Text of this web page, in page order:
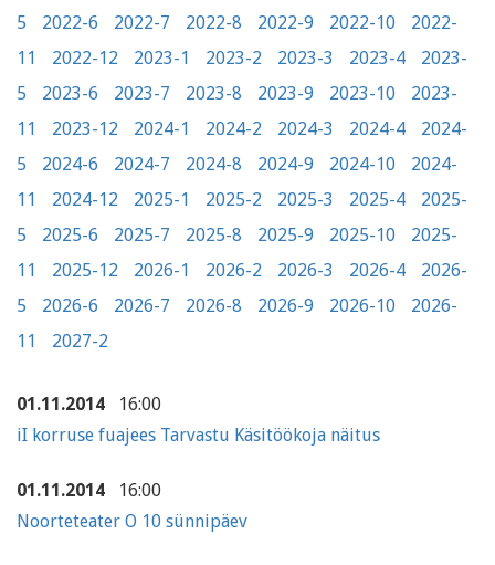
5
2022-6 2022-7 2022-8 2022-9 2022-10
2022-
11
2022-12 2023-1 2023-2 2023-3 2023-4
2023-
5
2023-6 2023-7 2023-8 2023-9 2023-10
2023-
11
2023-12 2024-1 2024-2 2024-3 2024-4
2024-
5
2024-6 2024-7 2024-8 2024-9 2024-10
2024-
11
2024-12 2025-1 2025-2 2025-3 2025-4
2025-
5
2025-6 2025-7 2025-8 2025-9 2025-10
2025-
11
2025-12 2026-1 2026-2 2026-3 2026-4
2026-
5
2026-6 2026-7 2026-8 2026-9 2026-10
2026-
11
2027-2
01.11.2014
16:00
iI korruse fuajees Tarvastu Käsitöökoja näitus
01.11.2014
16:00
Noorteteater O 10 sünnipäev